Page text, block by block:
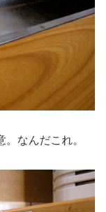
なんだこれ。